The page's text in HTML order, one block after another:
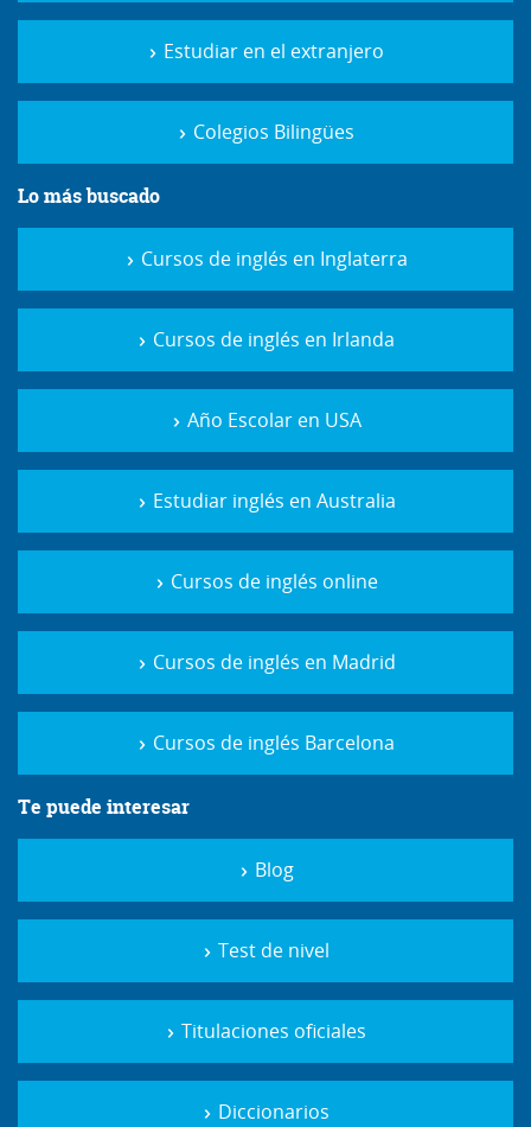
Estudiar en el extranjero
Colegios Bilingües
Lo más buscado
Cursos de inglés en Inglaterra
Cursos de inglés en Irlanda
Año Escolar en USA
Estudiar inglés en Australia
Cursos de inglés online
Cursos de inglés en Madrid
Cursos de inglés Barcelona
Te puede interesar
Blog
Test de nivel
Titulaciones oficiales
Diccionarios